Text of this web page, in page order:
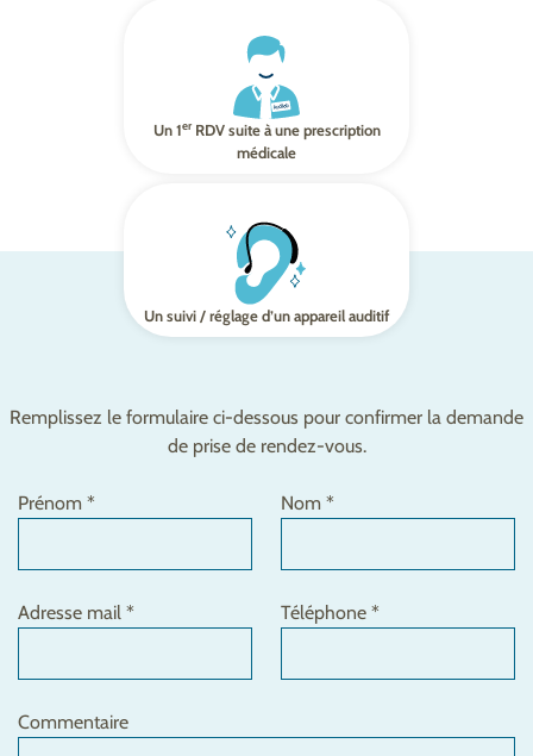
Un 1erRDV suite à une prescription
médicale
Un suivi / réglage d’un appareil auditif
Remplissez le formulaire ci-dessous pour confirmer la demande
de prise de rendez-vous.
Prénom * Nom *
Adresse mail * Téléphone *
Commentaire